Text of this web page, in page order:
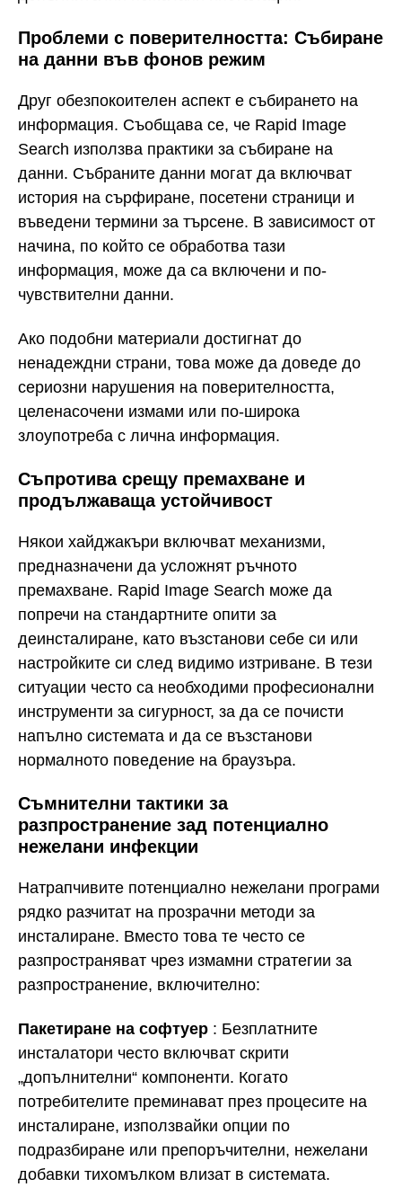
Проблеми с поверителността: Събиране
на данни във фонов режим
Друг обезпокоителен аспект е събирането на
информация. Съобщава се, че Rapid Image
Search използва практики за събиране на
данни. Събраните данни могат да включват
история на сърфиране, посетени страници и
въведени термини за търсене. В зависимост от
начина, по който се обработва тази
информация, може да са включени и по-
чувствителни данни.
Ако подобни материали достигнат до
ненадеждни страни, това може да доведе до
сериозни нарушения на поверителността,
целенасочени измами или по-широка
злоупотреба с лична информация.
Съпротива срещу премахване и
продължаваща устойчивост
Някои хайджакъри включват механизми,
предназначени да усложнят ръчното
премахване. Rapid Image Search може да
попречи на стандартните опити за
деинсталиране, като възстанови себе си или
настройките си след видимо изтриване. В тези
ситуации често са необходими професионални
инструменти за сигурност, за да се почисти
напълно системата и да се възстанови
нормалното поведение на браузъра.
Съмнителни тактики за
разпространение зад потенциално
нежелани инфекции
Натрапчивите потенциално нежелани програми
рядко разчитат на прозрачни методи за
инсталиране. Вместо това те често се
разпространяват чрез измамни стратегии за
разпространение, включително:
Пакетиране на софтуер : Безплатните
инсталатори често включват скрити
„допълнителни“ компоненти. Когато
потребителите преминават през процесите на
инсталиране, използвайки опции по
подразбиране или препоръчителни, нежелани
добавки тихомълком влизат в системата.